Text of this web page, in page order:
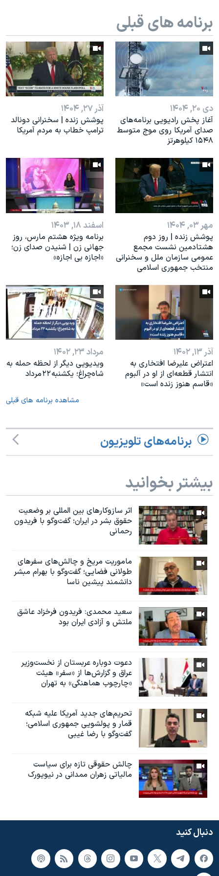
نرگس محمدی برنده جایزه نوبل صلح
همایش محافظه‌کاران آمریکا «سی‌پک»
صفحه‌های ویژه
سفر پرزیدنت ترامپ به چین
برنامه های قبلی
دی ۲۰, ۱۴۰۴
آغاز پخش رادیویی برنامه‌های
صدای آمریکا روی موج متوسط
۱۵۴۸ کیلوهرتز
آذر ۲۷, ۱۴۰۴
پوشش زنده | سخنرانی دونالد
ترامپ خطاب به مردم آمریکا
مهر ۰۳, ۱۴۰۴
پوشش زنده | روز دوم
هشتادمین نشست مجمع
عمومی سازمان ملل و سخنرانی
منتخب جمهوری اسلامی
اسفند ۱۸, ۱۴۰۳
برنامه ویژه هشتم مارس، روز
جهانی زن | شنیدن صدای زن؛
«اجازه بی اجازه»
آذر ۱۳, ۱۴۰۲
اعتراض علیرضا افتخاری به
انتشار قطعه‌ای از او در آلبوم
«قاسم هنوز زنده است»
مرداد ۲۳, ۱۴۰۲
ویدیویی دیگر از لحظه حمله به
شاه‌چراغ؛ یکشنبه ۲۲ مرداد
مشاهده برنامه های قبلی
برنامه‌های تلویزیون
بیشتر بخوانید
اثر ساز‌و‌کارهای بین المللی بر وضعیت
حقوق بشر در ایران؛ گفت‌وگو با فریدون
رحمانی
ماموریت مریخ و چالش‌های سفرهای
طولانی فضایی؛ گفت‌وگو با بهرام مبشر
دانشمند پیشین ناسا
سعید محمدی: فریدون فرخزاد عاشق
ملتش و آزادی ایران بود
دعوت دوباره عربستان از نخست‌وزیر
عراق و گزارش‌ها از «سفر» هیئت
«چارچوب هماهنگی» به تهران
تحریم‌های جدید آمریکا علیه شبکه
قمار و پولشویی جمهوری اسلامی؛
گفت‌وگو با رضا غیبی
چالش حقوقی تازه برای سیاست
مالیاتی زهران ممدانی در نیویورک
دنبال کنید